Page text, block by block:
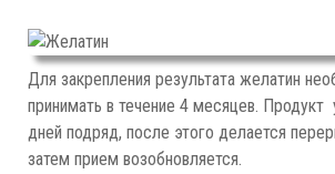
Для закрепления результата желатин
принимать в течение 4 месяцев. Продукт
дней подряд, после этого делается
затем прием возобновляется.